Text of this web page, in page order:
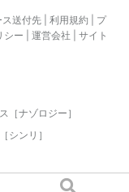
ス送付先 利用規約
プ
シー 運営会社
サイト
［ナゾロジー］
シンリ］